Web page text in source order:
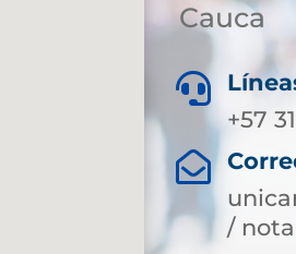
Cauca

+57

/